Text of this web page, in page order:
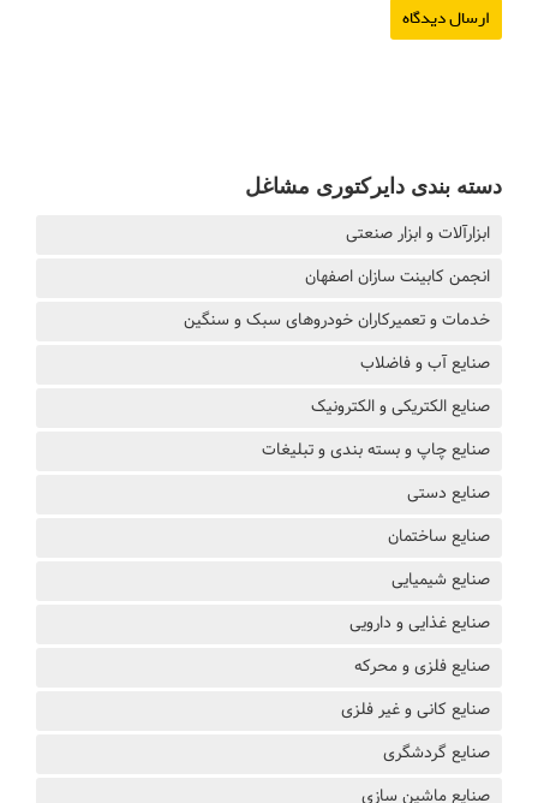
دسته بندی دایرکتوری مشاغل
ابزارآلات و ابزار صنعتی
انجمن کابینت سازان اصفهان
خدمات و تعمیرکاران خودروهای سبک و سنگین
صنایع آب و فاضلاب
صنایع الکتریکی و الکترونیک
صنایع چاپ و بسته بندی و تبلیغات
صنایع دستی
صنایع ساختمان
صنایع شیمیایی
صنایع غذایی و دارویی
صنایع فلزی و محرکه
صنایع کانی و غیر فلزی
صنایع گردشگری
صنایع ماشین سازی